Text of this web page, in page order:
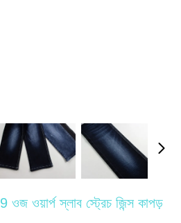
ওজ ওয়ার্প স্লাব স্ট্রেচ জিন্স কাপড়